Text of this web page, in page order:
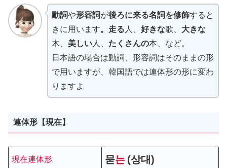
動詞や形容詞が後ろに来る名詞を修飾すると
きに用います。走る 人、 好きな歌、 大きな
木、 美しい人、 たくさんの本、など。
日本語の場合は動詞、形容詞はそのままの形
で用いますが、韓国語では連体形の形に変わ
りますよ
連体形【現在】
現在連体形
묻는 (상대)